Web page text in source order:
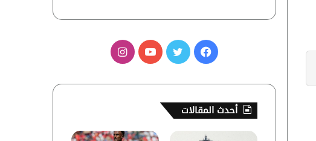
ف
س
ي
ا
أحدث المقالات